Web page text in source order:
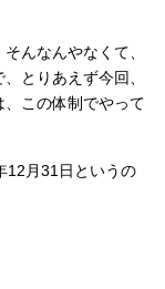
んなんやなくて、
とりあえず今回、
この体制でやって
月31日というの